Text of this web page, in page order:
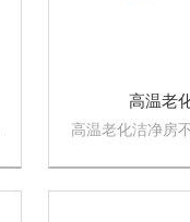
高温老
高温老化洁净房
恒温、恒湿等，
能及可靠性。